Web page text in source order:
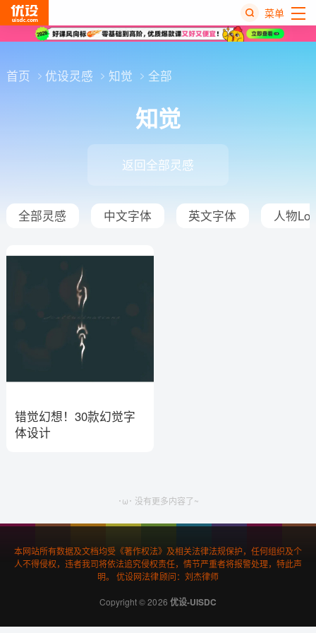
菜单
首页 优设灵感 知觉 全部
知觉
返回全部灵感
全部灵感 中文字体 英文字体 人物
错觉幻想！30款幻觉字
体设计
･ω･ 没有更多内容了~
本网站所有数据及文档均受《著作权法》及相关法律法规保护，任何组织及个
人不得侵权，违者我司将依法追究侵权责任，情节严重者将报警处理，特此声
明。 优设网法律顾问：刘杰律师
Copyright © 2026 优设-UISDC